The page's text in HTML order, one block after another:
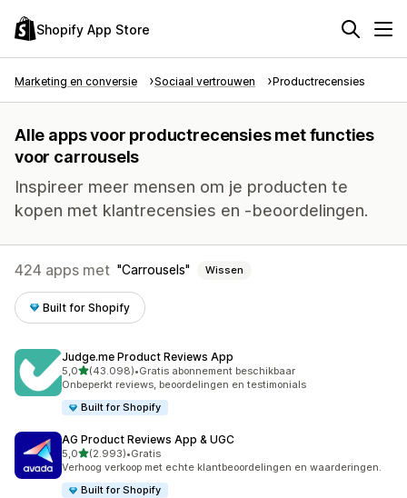
Shopify App Store
Marketing en conversie Sociaal vertrouwen Productrecensies
Alle apps voor productrecensies met functies
voor carrousels
Inspireer meer mensen om je producten te
kopen met klantrecensies en -beoordelingen.
424 apps met Carrousels Wissen
Built for Shopify
Judge.me Product Reviews App
5,0van 5 sterren
(43.098)
43098 recensies in totaal
•Gratis abonnement beschikbaar
Onbeperkt reviews, beoordelingen en testimonials
Built for Shopify
AG Product Reviews App & UGC
5,0van 5 sterren
(2.993)
2993 recensies in totaal
•Gratis
Verhoog verkoop met echte klantbeoordelingen en waarderingen.
Built for Shopify